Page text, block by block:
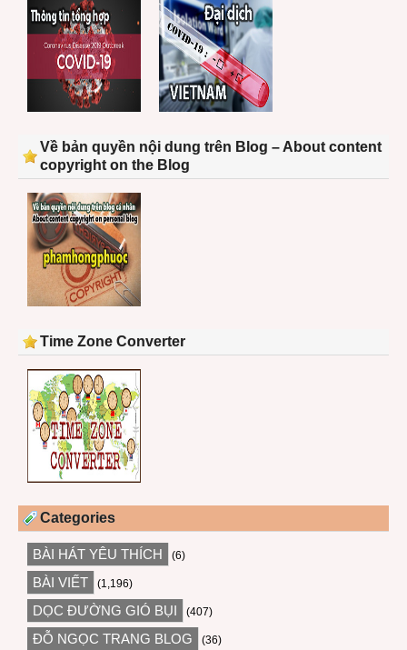
Về bản quyền nội dung trên Blog – About content
copyright on the Blog
Time Zone Converter
Categories
BÀI HÁT YÊU THÍCH (6)
BÀI VIẾT (1,196)
DỌC ĐƯỜNG GIÓ BỤI (407)
ĐỖ NGỌC TRANG BLOG (36)